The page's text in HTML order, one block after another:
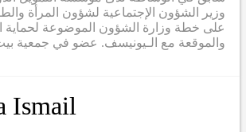
وزير الشؤون الإجتماعية لشؤون المرأة
على خطة وزارة الشؤون الموضوعة لحماية
والموقعة مع الـيونيسف. عضو في جمعية بيت
Ismail